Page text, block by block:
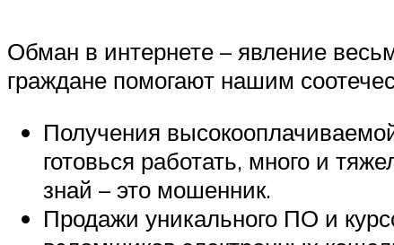
Обман в интернете – явление
граждане помогают нашим
Получения
готовься работать, много и
знай – это мошенник.
Продажи уникального ПО и